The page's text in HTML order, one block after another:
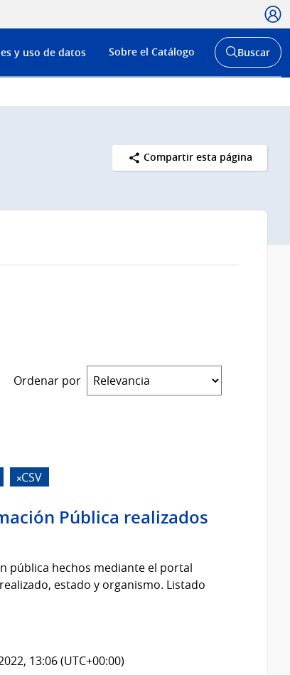
Menú
de
y uso de datos Sobre el Catálogo
Abrir
buscador
Buscar
Compartir esta página
Ordenar por
CSV
Pública realizados
pública hechos mediante el portal
estado y organismo. Listado
13:06 (UTC+00:00)